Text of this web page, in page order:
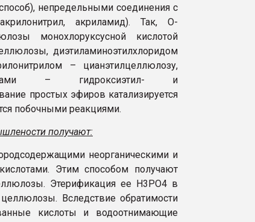
непредельными соединения с
акриламид). Так, О-
монохлоруксусной кислотой
диэтиламиноэтилхлоридом
– цианэтилцеллюлозу,
– гидроксиэтил- и
простых эфиров катализируется
побочными реакциями.
получают:
неорганическими и
Этим способом получают
Этерификация ее Н3РО4 в
Вследствие обратимости
кислоты и водоотнимающие